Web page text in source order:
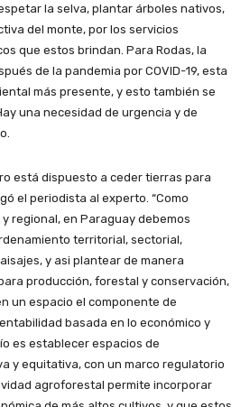
la selva, plantar árboles nativos,
del monte, por los servicios
que estos brindan. Para Rodas, la
de la pandemia por COVID-19, esta
más presente, y esto también se
una necesidad de urgencia y de
está dispuesto a ceder tierras para
el periodista al experto. “Como
regional, en Paraguay debemos
territorial, sectorial,
y asi plantear de manera
producción, forestal y conservación,
un espacio el componente de
basada en lo económico y
es establecer espacios de
y equitativa, con un marco regulatorio
agroforestal permite incorporar